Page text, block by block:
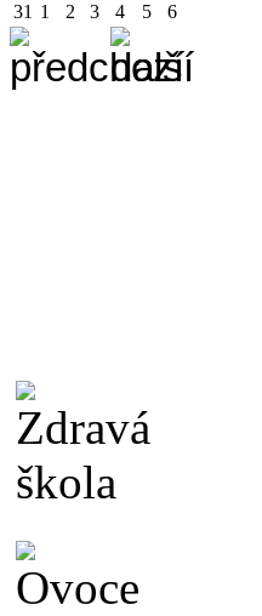
31 1 2 3 4 5 6